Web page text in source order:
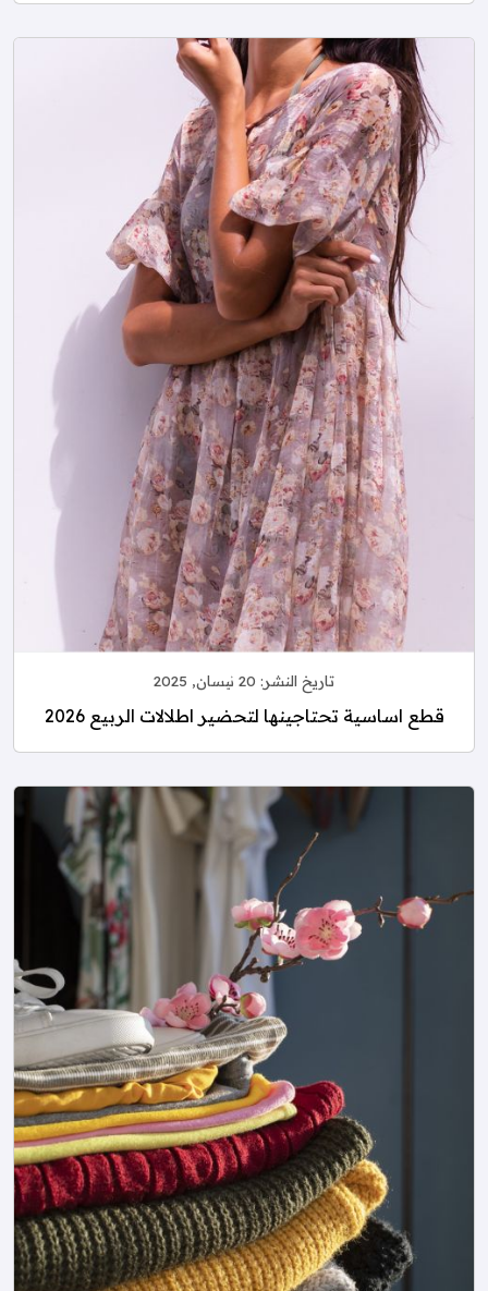
تاريخ النشر: 20 نيسان, 2025
قطع اساسية تحتاجينها لتحضير اطلالات الربيع 2026